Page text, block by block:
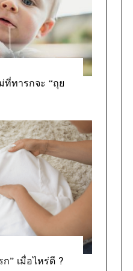
ที่ทารกจะ “ถุย
” เมื่อไหร่ดี ?